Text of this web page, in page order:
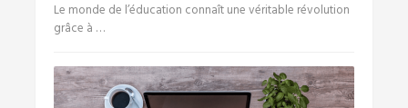
Le monde de l’éducation connaît une véritable révolution
grâce à …